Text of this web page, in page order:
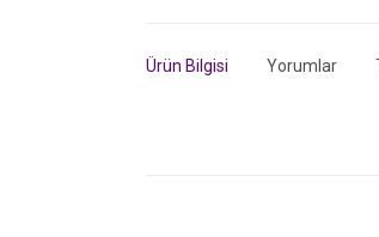
Ürün Bilgisi Yorumlar